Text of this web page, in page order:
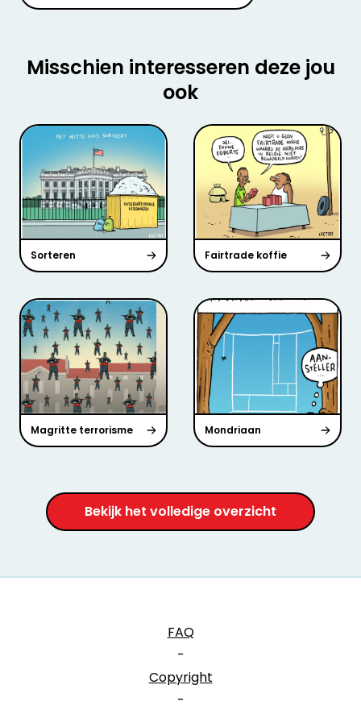
Misschien interesseren deze jou
ook
Sorteren Fairtrade koffie
Magritte terrorisme Mondriaan
Bekijk het volledige overzicht
FAQ
-
Copyright
-